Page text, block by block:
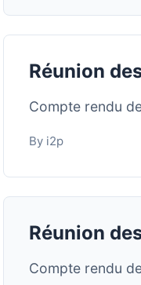
Réunion
Compte rendu
By i2p
Réunion
Compte rendu